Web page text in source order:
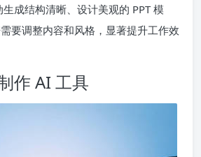
成结构清晰、设计美观的 PPT 模
要调整内容和风格，显著提升工作效
作 AI 工具